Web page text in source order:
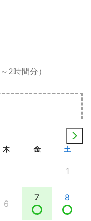
2時間分）
木 金 土
1
6
7 8